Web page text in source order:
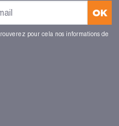
OK
pour cela nos informations de